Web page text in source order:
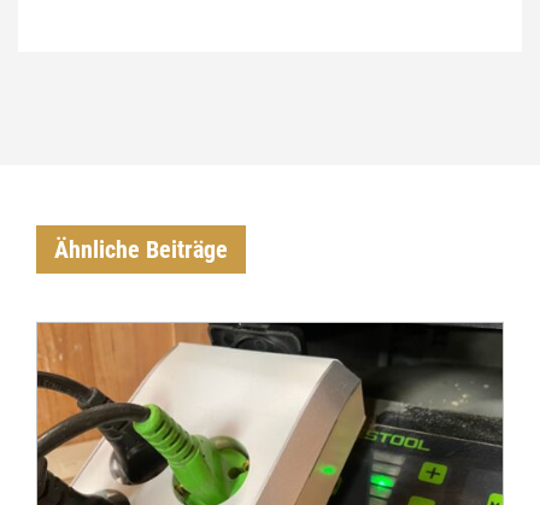
Ähnliche Beiträge